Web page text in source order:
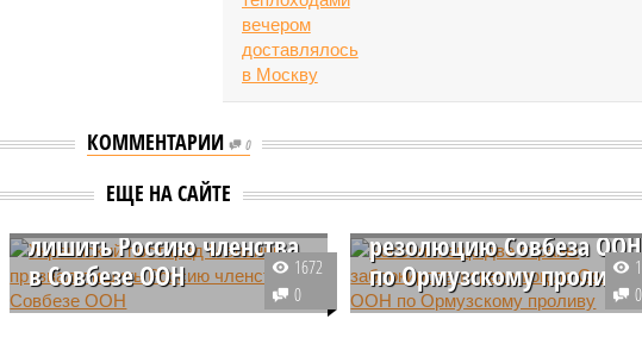
КОММЕНТАРИИ 0
ЕЩЕ НА САЙТЕ
Украинский постпред
Мельник призвал
лишить Россию членства
в Совбезе ООН
Представитель Украины при
1672
0
Россия и ещё две страны
резолюцию Совбеза ООН
по Ормузскому проливу
Россия, Китай и Франция
0